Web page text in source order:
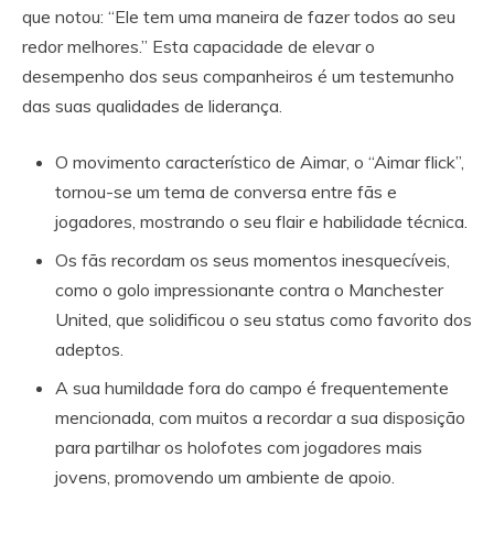
que notou: “Ele tem uma maneira de fazer todos ao seu
redor melhores.” Esta capacidade de elevar o
desempenho dos seus companheiros é um testemunho
das suas qualidades de liderança.
O movimento característico de Aimar, o “Aimar flick”,
tornou-se um tema de conversa entre fãs e
jogadores, mostrando o seu flair e habilidade técnica.
Os fãs recordam os seus momentos inesquecíveis,
como o golo impressionante contra o Manchester
United, que solidificou o seu status como favorito dos
adeptos.
A sua humildade fora do campo é frequentemente
mencionada, com muitos a recordar a sua disposição
para partilhar os holofotes com jogadores mais
jovens, promovendo um ambiente de apoio.